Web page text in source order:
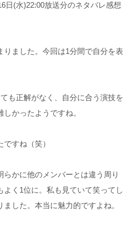
日(水)22:00放送分のネタバレ感想
りました。今回は1分間で自分を表
も正解がなく、自分に合う演技を
かったようですね。
すね（笑）
らかに他のメンバーとは違う周り
よく 1位に。私も見ていて笑ってし
した。本当に魅力的ですよね。